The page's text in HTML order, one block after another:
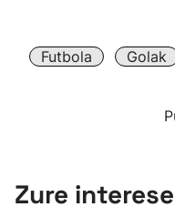
Futbola Golak
Zure